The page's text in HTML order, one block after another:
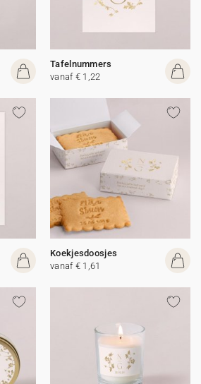
Tafelnummers
vanaf € 1,22
Koekjesdoosjes
vanaf € 1,61